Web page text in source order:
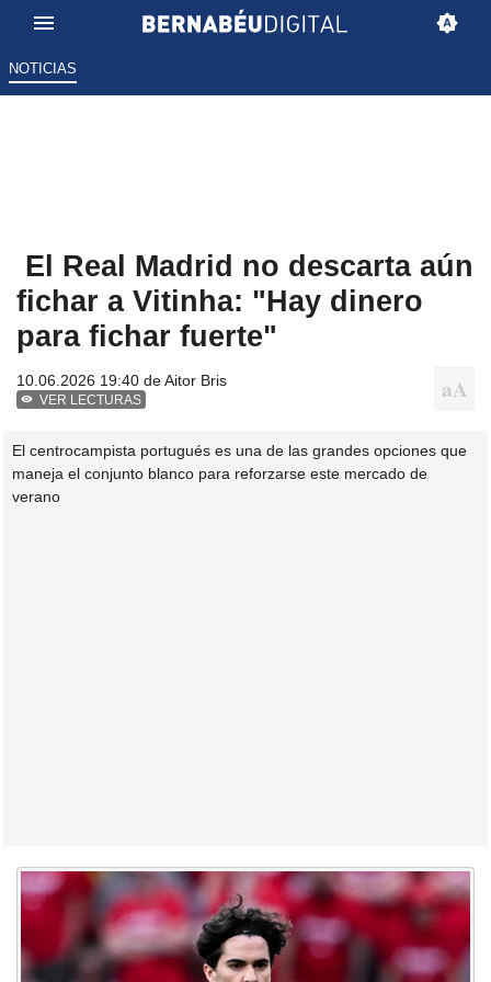
NOTICIAS
El Real Madrid no descarta aún
fichar a Vitinha: "Hay dinero
para fichar fuerte"
10.06.2026 19:40 deAitor Bris
VER LECTURAS
El centrocampista portugués es una de las grandes opciones que
maneja el conjunto blanco para reforzarse este mercado de
verano